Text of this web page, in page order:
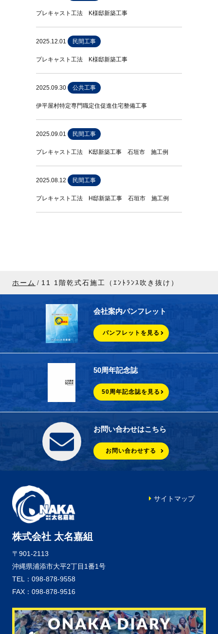
プレキャスト工法 K様邸新築工事
2025.12.01 民間工事
プレキャスト工法 K様邸新築工事
2025.09.30 公共工事
伊平屋村特定専門職定住促進住宅整備工事
2025.09.01 民間工事
プレキャスト工法 K邸新築工事 石垣市 施工例
2025.08.12 民間工事
プレキャスト工法 H邸新築工事 石垣市 施工例
ホーム 11 1階乾式石施工（ｴﾝﾄﾗﾝｽ吹き抜け）
会社案内パンフレット
パンフレットを見る
50周年記念誌
50周年記念誌を見る
お問い合わせはこちら
お問い合わせする
株式会社 太名嘉組
〒901-2113
沖縄県浦添市大平2丁目1番1号
TEL：098-878-9558
FAX：098-878-9516
サイトマップ